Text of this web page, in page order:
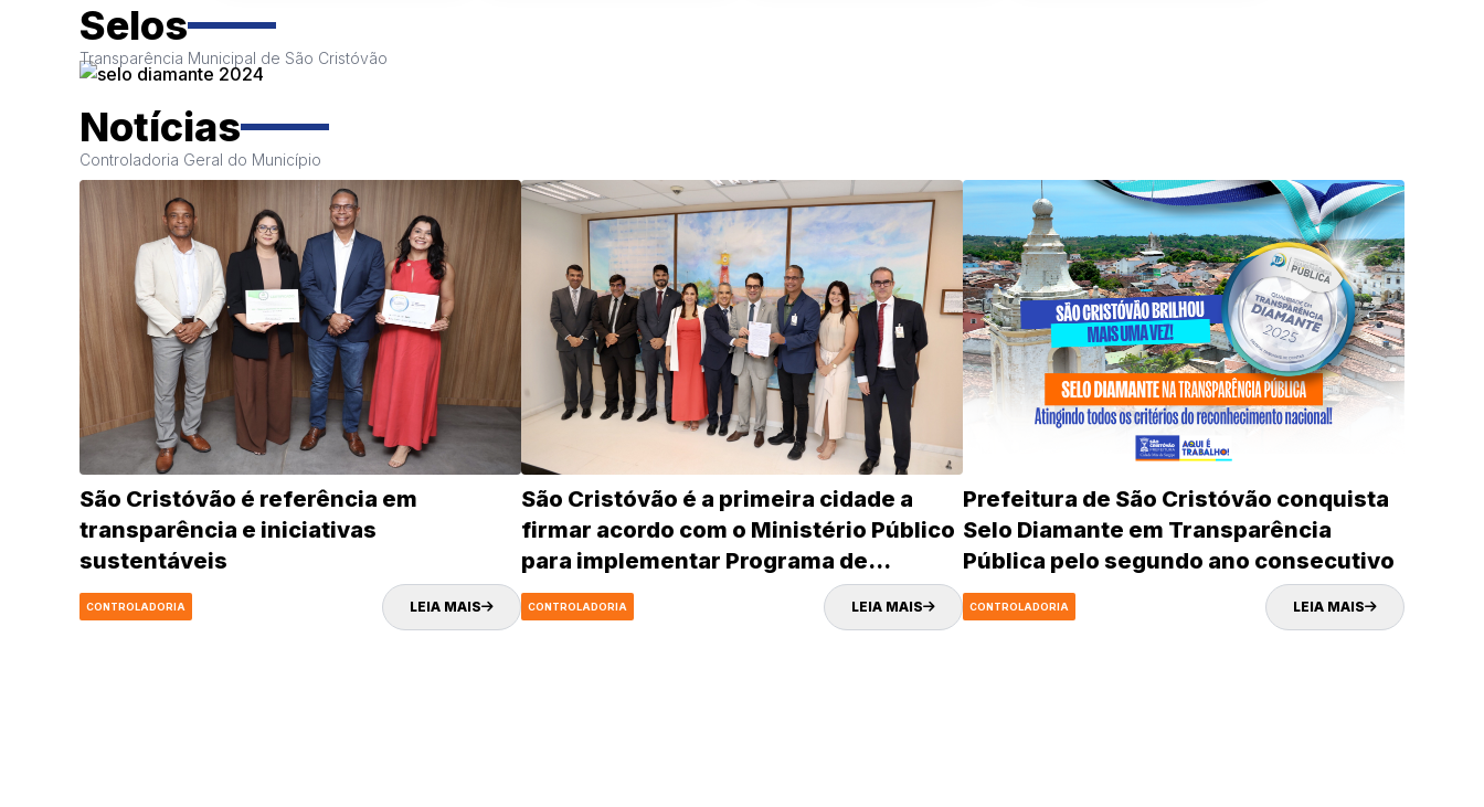
Selos
Transparência Municipal de São Cristóvão
Notícias
Controladoria Geral do Município
São Cristóvão é referência em
transparência e iniciativas
sustentáveis
CONTROLADORIA LEIA MAIS
São Cristóvão é a primeira cidade a
firmar acordo com o Ministério Público
para implementar Programa de
Integridade e fortalecer governança
pública
CONTROLADORIA LEIA MAIS
Prefeitura de São Cristóvão conquista
Selo Diamante em Transparência
Pública pelo segundo ano consecutivo
CONTROLADORIA LEIA MAIS